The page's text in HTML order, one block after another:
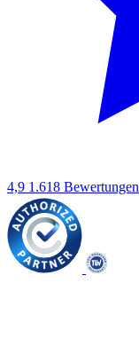
4,9 1.618 Bewertungen